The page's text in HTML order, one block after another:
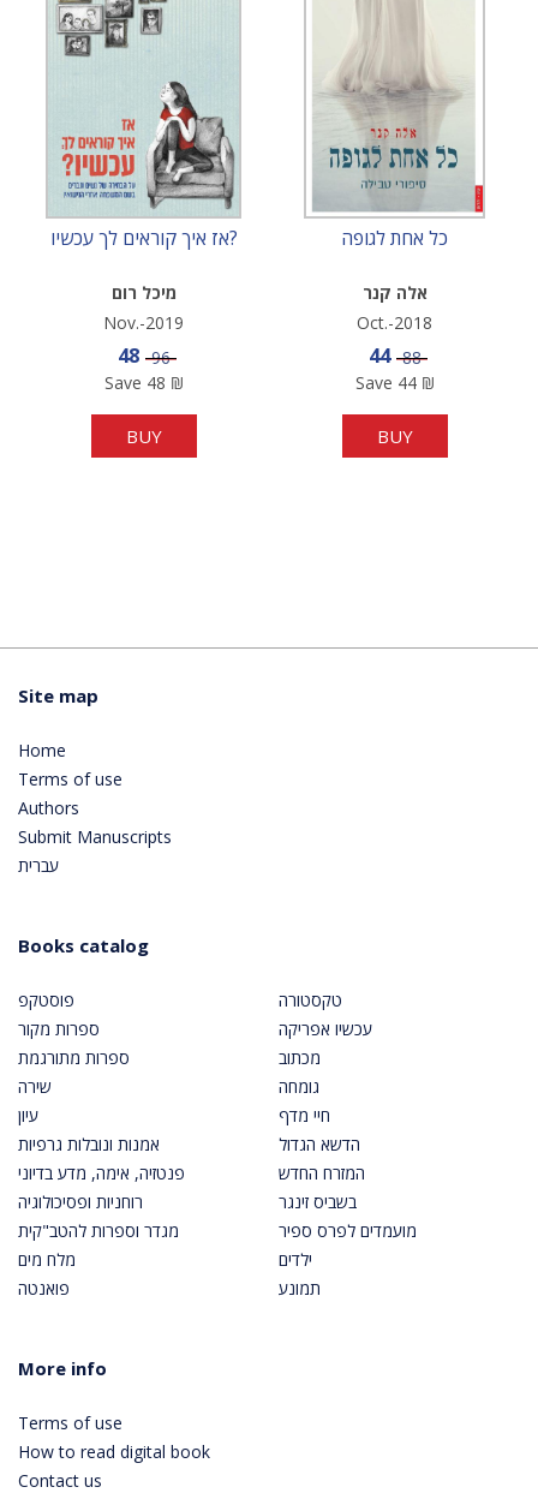
אז איך קוראים לך עכשיו?
מיכל רום
Nov.-2019
Sale price
48 Price
96
Save 48 ₪
BUY
כל אחת לגופה
אלה קנר
Oct.-2018
Sale price
44 Price
88
Save 44₪
BUY
Site map
Home
Terms of use
Authors
Submit Manuscripts
עברית
Books catalog
פוסטקפ
ספרות מקור
ספרות מתורגמת
שירה
עיון
אמנות ונובלות גרפיות
פנטזיה, אימה, מדע בדיוני
רוחניות ופסיכולוגיה
מגדר וספרות להטב"קית
מלח מים
פואנטה
טקסטורה
עכשיו אפריקה
מכתוב
גומחה
חיי מדף
הדשא הגדול
המזרח החדש
בשביס זינגר
מועמדים לפרס ספיר
ילדים
תמונע
More info
Terms of use
How to read digital book
Contact us